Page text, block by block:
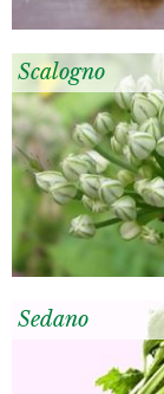
Scalogno
Sedano